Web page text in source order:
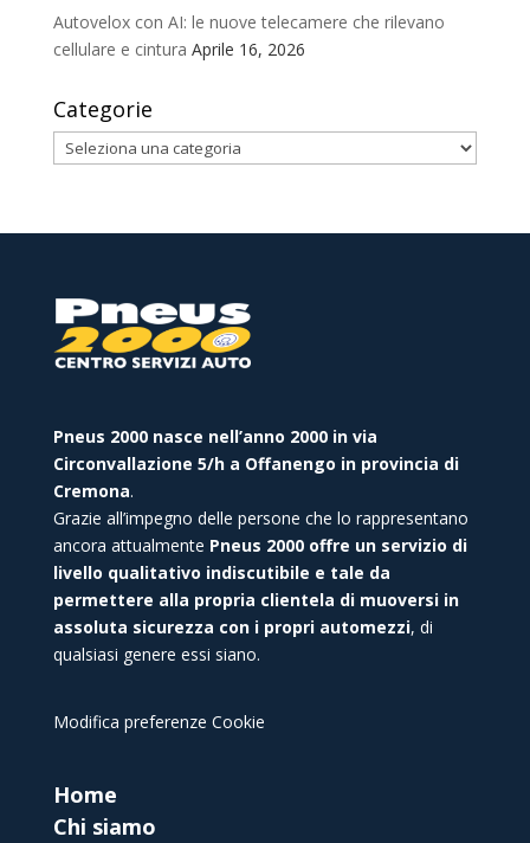
Autovelox con AI: le nuove telecamere che rilevano
cellulare e cintura Aprile 16, 2026
Categorie
Categorie
Pneus 2000 nasce nell’anno 2000 in via
Circonvallazione 5/h a Offanengo in provincia di
Cremona.
Grazie all’impegno delle persone che lo rappresentano
ancora attualmente Pneus 2000 offre un servizio di
livello qualitativo indiscutibile e tale da
permettere alla propria clientela di muoversi in
assoluta sicurezza con i propri automezzi, di
qualsiasi genere essi siano.
Modifica preferenze Cookie
Home
Chi siamo